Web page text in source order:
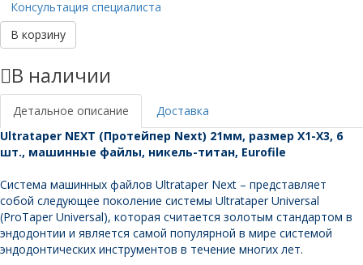
Ultrataper
NEXT
21мм,
X1-
X3,
шт.,
Eurofile
Консультация специалиста
В корзину
В наличии
Детальное описание
Доставка
Ultrataper NEXT (Протейпер Next) 21мм, размер X1-X3, 6
шт., машинные файлы, никель-титан, Eurofile
Система машинных файлов Ultrataper Next – представляет
собой следующее поколение системы Ultrataper Universal
(ProTaper Universal), которая считается золотым стандартом в
эндодонтии и является самой популярной в мире системой
эндодонтических инструментов в течение многих лет.